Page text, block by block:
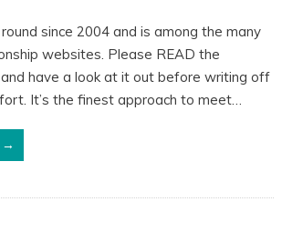
since 2004 and is among the many
websites. Please READ the
have a look at it out before writing off
It’s the finest approach to meet…
→